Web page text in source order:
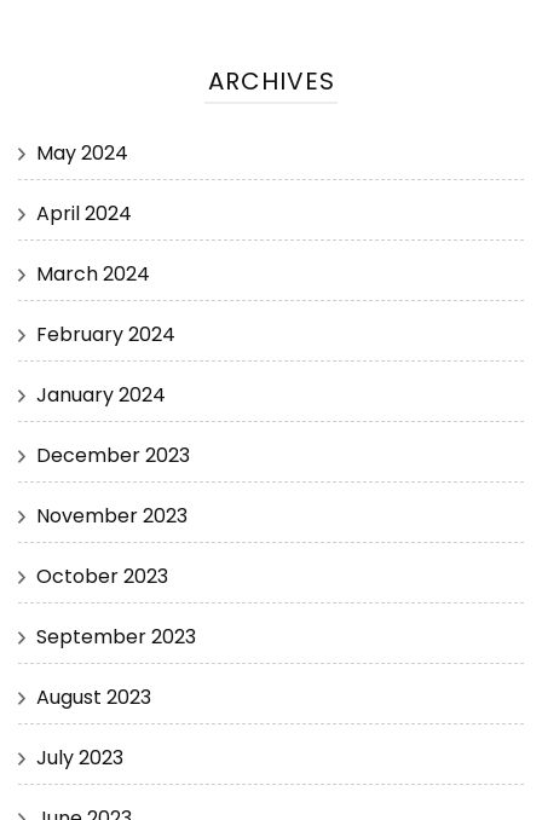
ARCHIVES
May 2024
April 2024
March 2024
February 2024
January 2024
December 2023
November 2023
October 2023
September 2023
August 2023
July 2023